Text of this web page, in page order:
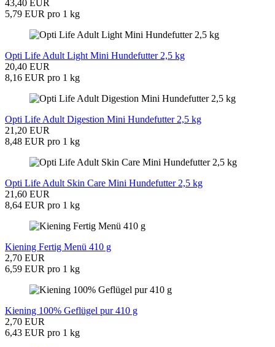
43,40 EUR
5,79 EUR pro 1 kg
Opti Life Adult Light Mini Hundefutter 2,5 kg
20,40 EUR
8,16 EUR pro 1 kg
Opti Life Adult Digestion Mini Hundefutter 2,5 kg
21,20 EUR
8,48 EUR pro 1 kg
Opti Life Adult Skin Care Mini Hundefutter 2,5 kg
21,60 EUR
8,64 EUR pro 1 kg
Kiening Fertig Menü 410 g
2,70 EUR
6,59 EUR pro 1 kg
Kiening 100% Geflügel pur 410 g
2,70 EUR
6,43 EUR pro 1 kg